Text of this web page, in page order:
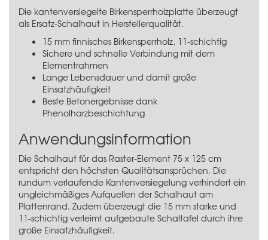
Die kantenversiegelte Birkensperrholzplatte überzeugt
als Ersatz-Schalhaut in Herstellerqualität.
15 mm finnisches Birkensperrholz, 11-schichtig
Sichere und schnelle Verbindung mit dem
Elementrahmen
Lange Lebensdauer und damit große
Einsatzhäufigkeit
Beste Betonergebnisse dank
Phenolharzbeschichtung
Anwendungsinformation
Die Schalhaut für das Raster-Element 75 x 125 cm
entspricht den höchsten Qualitätsansprüchen. Die
rundum verlaufende Kantenversiegelung verhindert ein
ungleichmäßiges Aufquellen der Schalhaut am
Plattenrand. Zudem überzeugt die 15 mm starke und
11-schichtig verleimt aufgebaute Schaltafel durch ihre
große Einsatzhäufigkeit.